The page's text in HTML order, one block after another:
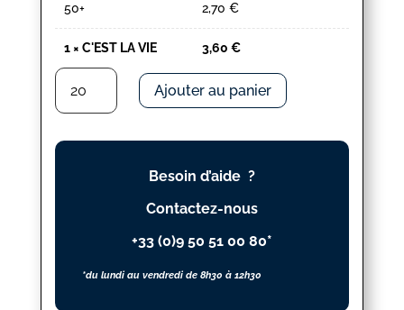
50+ 2,70 €
1× C'EST LA VIE 3,60 €
quantité
C'EST
LA
Ajouter au panier
Besoin d’aide ?
Contactez-nous
+33 (0)9 50 51 00 80*
*du lundi au vendredi de 8h30 à 12h30